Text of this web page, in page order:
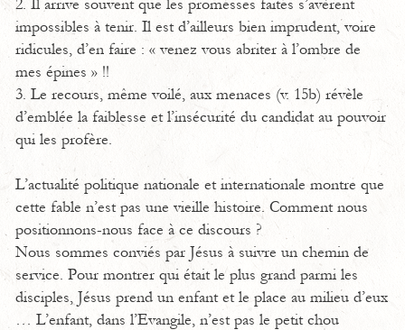
2. Il arrive souvent que les promesses faites s’avèrent
impossibles à tenir. Il est d’ailleurs bien imprudent, voire
ridicules, d’en faire : « venez vous abriter à l’ombre de
mes épines » !!
3. Le recours, même voilé, aux menaces (v. 15b) révèle
d’emblée la faiblesse et l’insécurité du candidat au pouvoir
qui les profère.
L’actualité politique nationale et internationale montre que
cette fable n’est pas une vieille histoire. Comment nous
positionnons-nous face à ce discours ?
Nous sommes conviés par Jésus à suivre un chemin de
service. Pour montrer qui était le plus grand parmi les
disciples, Jésus prend un enfant et le place au milieu d’eux
… L’enfant, dans l’Evangile, n’est pas le petit chou